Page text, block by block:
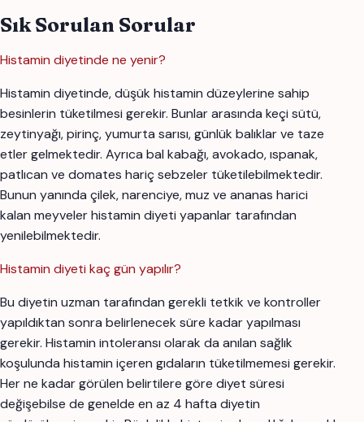
Sık Sorulan Sorular
Histamin diyetinde ne yenir?
Histamin diyetinde, düşük histamin düzeylerine sahip
besinlerin tüketilmesi gerekir. Bunlar arasında keçi sütü,
zeytinyağı, pirinç, yumurta sarısı, günlük balıklar ve taze
etler gelmektedir. Ayrıca bal kabağı, avokado, ıspanak,
patlıcan ve domates hariç sebzeler tüketilebilmektedir.
Bunun yanında çilek, narenciye, muz ve ananas harici
kalan meyveler histamin diyeti yapanlar tarafından
yenilebilmektedir.
Histamin diyeti kaç gün yapılır?
Bu diyetin uzman tarafından gerekli tetkik ve kontroller
yapıldıktan sonra belirlenecek süre kadar yapılması
gerekir. Histamin intoleransı olarak da anılan sağlık
koşulunda histamin içeren gıdaların tüketilmemesi gerekir.
Her ne kadar görülen belirtilere göre diyet süresi
değişebilse de genelde en az 4 hafta diyetin